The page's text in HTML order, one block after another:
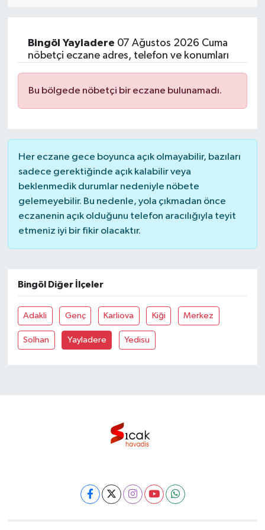
Bingöl Yayladere 07 Ağustos 2026 Cuma
nöbetçi eczane adres, telefon ve konumları
Bu bölgede nöbetçi bir eczane bulunamadı.
Her eczane gece boyunca açık olmayabilir, bazıları
sadece gerektiğinde açık kalabilir veya
beklenmedik durumlar nedeniyle nöbete
gelemeyebilir. Bu nedenle, yola çıkmadan önce
eczanenin açık olduğunu telefon aracılığıyla teyit
etmeniz iyi bir fikir olacaktır.
Bingöl Diğer İlçeler
Adakli Genç Karliova Kiği Merkez
Solhan Yayladere Yedisu
Sağlık
Magazin
Gündem
Kültür & Sanat
Teknoloji
Bilim
Bilim, Teknoloji